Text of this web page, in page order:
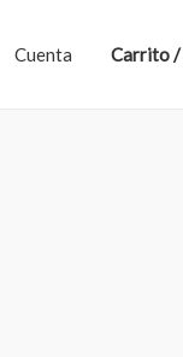
Cuenta Carrito/